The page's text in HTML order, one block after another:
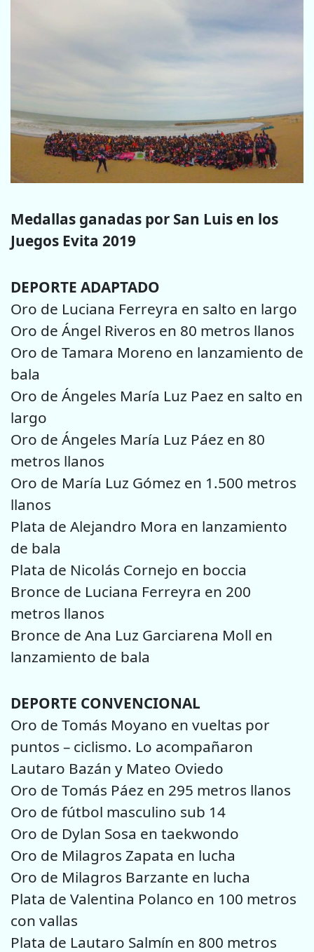
Medallas ganadas por San Luis en los
Juegos Evita 2019
DEPORTE ADAPTADO
Oro de Luciana Ferreyra en salto en largo
Oro de Ángel Riveros en 80 metros llanos
Oro de Tamara Moreno en lanzamiento de
bala
Oro de Ángeles María Luz Paez en salto en
largo
Oro de Ángeles María Luz Páez en 80
metros llanos
Oro de María Luz Gómez en 1.500 metros
llanos
Plata de Alejandro Mora en lanzamiento
de bala
Plata de Nicolás Cornejo en boccia
Bronce de Luciana Ferreyra en 200
metros llanos
Bronce de Ana Luz Garciarena Moll en
lanzamiento de bala
DEPORTE CONVENCIONAL
Oro de Tomás Moyano en vueltas por
puntos – ciclismo. Lo acompañaron
Lautaro Bazán y Mateo Oviedo
Oro de Tomás Páez en 295 metros llanos
Oro de fútbol masculino sub 14
Oro de Dylan Sosa en taekwondo
Oro de Milagros Zapata en lucha
Oro de Milagros Barzante en lucha
Plata de Valentina Polanco en 100 metros
con vallas
Plata de Lautaro Salmín en 800 metros